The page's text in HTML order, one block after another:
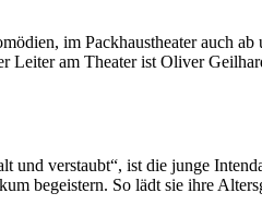
im Packhaustheater auch ab
Leiter am Theater ist Oliver
verstaubt“, ist die junge
begeistern. So lädt sie ihre